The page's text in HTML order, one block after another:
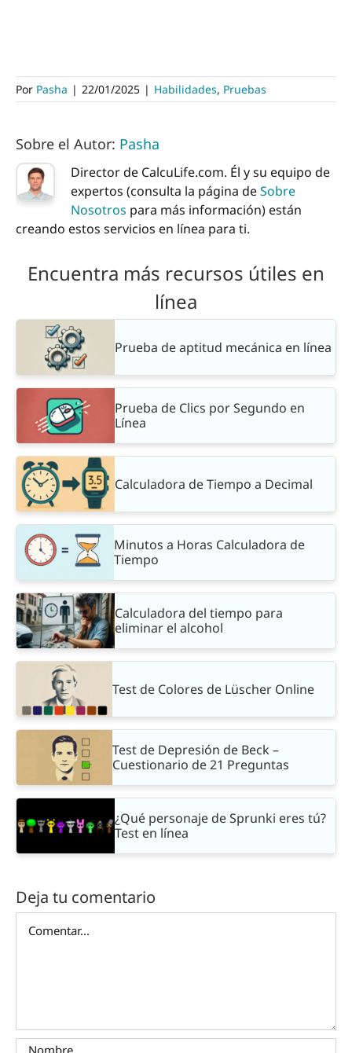
Por Pasha | 22/01/2025 | Habilidades, Pruebas
Sobre el Autor: Pasha
Director de CalcuLife.com. Él y su equipo de
expertos (consulta la página deSobre
Nosotros para más información) están
creando estos servicios en línea para ti.
Encuentra más recursos útiles en
línea
Prueba de aptitud mecánica en línea
Prueba de Clics por Segundo en
Línea
Calculadora de Tiempo a Decimal
Minutos a Horas Calculadora de
Tiempo
Calculadora del tiempo para
eliminar el alcohol
Test de Colores de Lüscher Online
Test de Depresión de Beck –
Cuestionario de 21 Preguntas
¿Qué personaje de Sprunki eres tú?
Test en línea
Deja tu comentario